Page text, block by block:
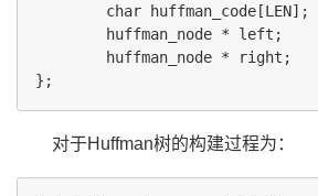
        char huffman_code[LEN];
        huffman_node * left;
        huffman_node * right;
对于Huffman树的构建过程为：